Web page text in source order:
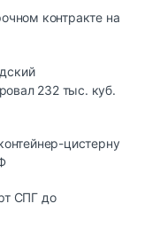
контракте на
232 тыс. куб.
цистерну
СПГ до